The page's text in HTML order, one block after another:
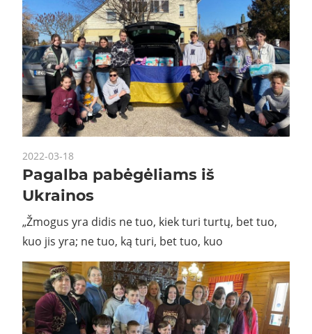
2022-03-18
Pagalba pabėgėliams iš
Ukrainos
„Žmogus yra didis ne tuo, kiek turi turtų, bet tuo,
kuo jis yra; ne tuo, ką turi, bet tuo, kuo